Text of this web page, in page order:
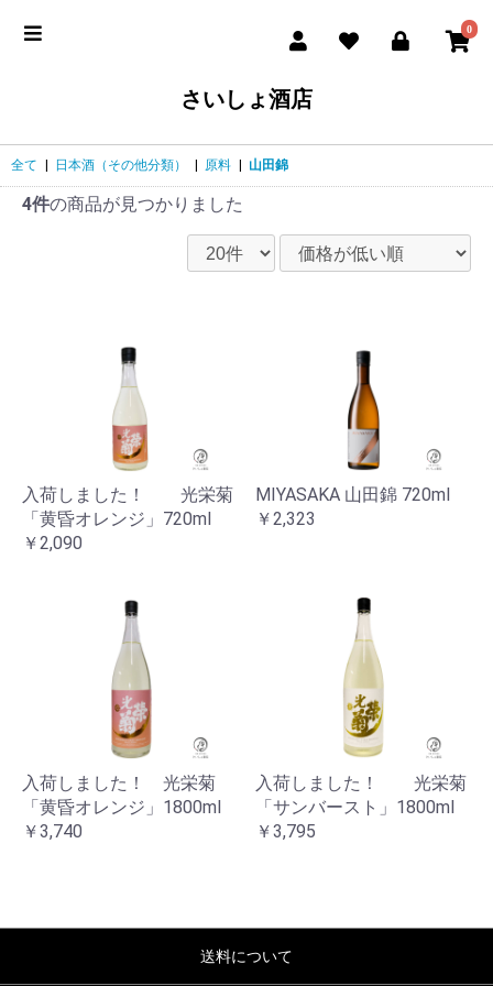
0
さいしょ酒店
全て 日本酒（その他分類） 原料 山田錦
4件の商品が見つかりました
入荷しました！ 光栄菊
「黄昏オレンジ」720ml
￥2,090
MIYASAKA 山田錦 720ml
￥2,323
入荷しました！ 光栄菊
「黄昏オレンジ」1800ml
￥3,740
入荷しました！ 光栄菊
「サンバースト」1800ml
￥3,795
お買い物を続ける カートへ進む
送料について